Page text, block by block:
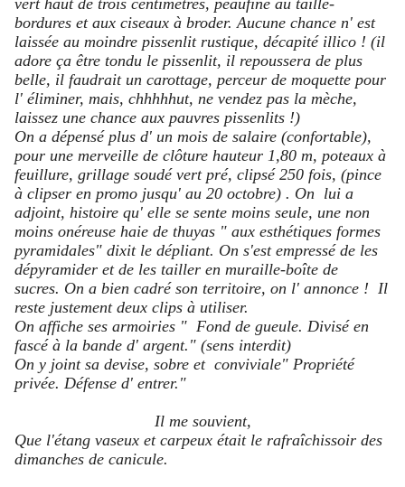
vert haut de trois centimètres, peaufiné au taille-
bordures et aux ciseaux à broder. Aucune chance n' est
laissée au moindre pissenlit rustique, décapité illico ! (il
adore ça être tondu le pissenlit, il repoussera de plus
belle, il faudrait un carottage, perceur de moquette pour
l' éliminer, mais, chhhhhut, ne vendez pas la mèche,
laissez une chance aux pauvres pissenlits !)
On a dépensé plus d' un mois de salaire (confortable),
pour une merveille de clôture hauteur 1,80 m, poteaux à
feuillure, grillage soudé vert pré, clipsé 250 fois, (pince
à clipser en promo jusqu' au 20 octobre) . On lui a
adjoint, histoire qu' elle se sente moins seule, une non
moins onéreuse haie de thuyas " aux esthétiques formes
pyramidales" dixit le dépliant. On s'est empressé de les
dépyramider et de les tailler en muraille-boîte de
sucres. On a bien cadré son territoire, on l' annonce ! Il
reste justement deux clips à utiliser.
On affiche ses armoiries " Fond de gueule. Divisé en
fascé à la bande d' argent." (sens interdit)
On y joint sa devise, sobre et conviviale" Propriété
privée. Défense d' entrer."
Il me souvient,
Que l'étang vaseux et carpeux était le rafraîchissoir des
dimanches de canicule.